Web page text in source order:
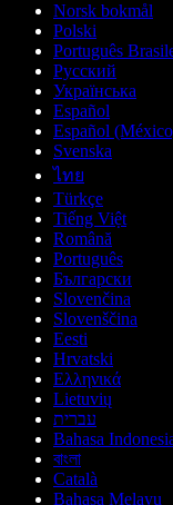
Norsk bokmål
Polski
Português
Русский
Українська
Español
Español
Svenska
ไทย
Türkçe
Tiếng Việt
Română
Português
Български
Slovenčina
Slovenščina
Eesti
Hrvatski
Ελληνικά
Lietuvių
עברית
Bahasa
বাংলা
Català
Bahasa Melayu